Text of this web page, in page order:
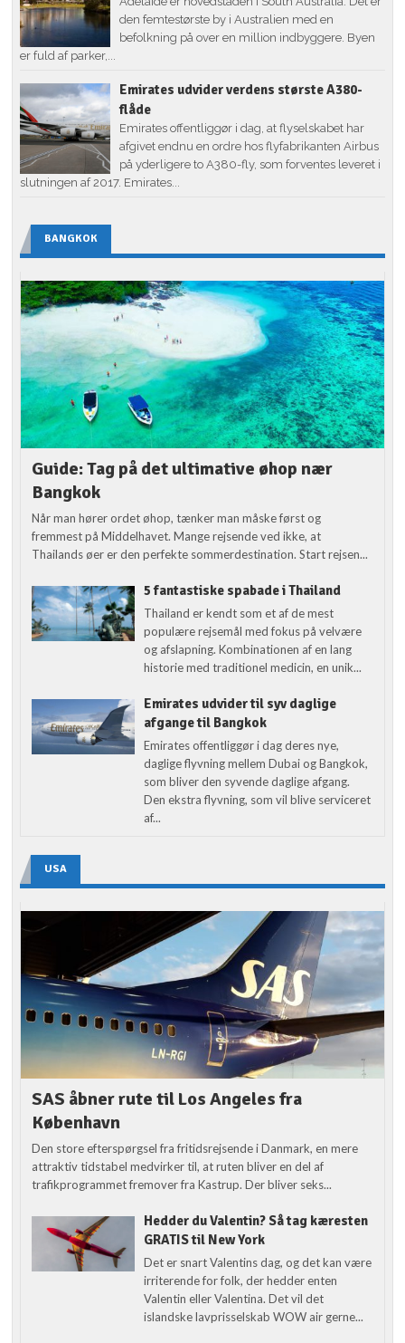
den femtestørste by i Australien med en
befolkning på over en million indbyggere. Byen
er fuld af parker,...
Emirates udvider verdens største A380-
flåde
Emirates offentliggør i dag, at flyselskabet har
afgivet endnu en ordre hos flyfabrikanten Airbus
på yderligere to A380-fly, som forventes leveret i
slutningen af 2017. Emirates...
BANGKOK
Guide: Tag på det ultimative øhop nær
Bangkok
Når man hører ordet øhop, tænker man måske først og
fremmest på Middelhavet. Mange rejsende ved ikke, at
Thailands øer er den perfekte sommerdestination. Start rejsen...
5 fantastiske spabade i Thailand
Thailand er kendt som et af de mest
populære rejsemål med fokus på velvære
og afslapning. Kombinationen af en lang
historie med traditionel medicin, en unik...
Emirates udvider til syv daglige
afgange til Bangkok
Emirates offentliggør i dag deres nye,
daglige flyvning mellem Dubai og Bangkok,
som bliver den syvende daglige afgang.
Den ekstra flyvning, som vil blive serviceret
af...
USA
SAS åbner rute til Los Angeles fra
København
Den store efterspørgsel fra fritidsrejsende i Danmark, en mere
attraktiv tidstabel medvirker til, at ruten bliver en del af
trafikprogrammet fremover fra Kastrup. Der bliver seks...
Hedder du Valentin? Så tag kæresten
GRATIS til New York
Det er snart Valentins dag, og det kan være
irriterende for folk, der hedder enten
Valentin eller Valentina. Det vil det
islandske lavprisselskab WOW air gerne...